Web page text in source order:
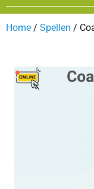
Home / Spellen /